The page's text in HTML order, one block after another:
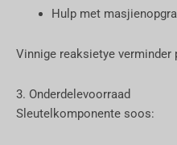
Hulp met
Vinnige reaksietye verminder
3. Onderdelevoorraad
Sleutelkomponente soos: